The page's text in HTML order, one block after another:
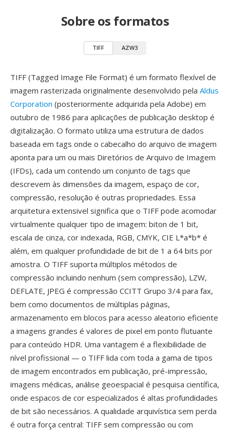
Sobre os formatos
TIFF AZW3
TIFF (Tagged Image File Format) é um formato flexível de
imagem rasterizada originalmente desenvolvido pela Aldus
Corporation (posteriormente adquirida pela Adobe) em
outubro de 1986 para aplicações de publicação desktop é
digitalização. O formato utiliza uma estrutura de dados
baseada em tags onde o cabecalho do arquivo de imagem
aponta para um ou mais Diretórios de Arquivo de Imagem
(IFDs), cada um contendo um conjunto de tags que
descrevem às dimensões da imagem, espaço de cor,
compressão, resolução é outras propriedades. Essa
arquitetura extensivel significa que o TIFF pode acomodar
virtualmente qualquer tipo de imagem: biton de 1 bit,
escala de cinza, cor indexada, RGB, CMYK, CIE L*a*b* é
além, em qualquer profundidade de bit de 1 a 64 bits por
amostra. O TIFF suporta múltiplos métodos de
compressão incluindo nenhum (sem compressão), LZW,
DEFLATE, JPEG é compressão CCITT Grupo 3/4 para fax,
bem como documentos de múltiplas páginas,
armazenamento em blocos para acesso aleatorio eficiente
a imagens grandes é valores de pixel em ponto flutuante
para conteúdo HDR. Uma vantagem é a flexibilidade de
nível profissional — o TIFF lida com toda a gama de tipos
de imagem encontrados em publicação, pré-impressão,
imagens médicas, análise geoespacial é pesquisa científica,
onde espacos de cor especializados é altas profundidades
de bit são necessários. A qualidade arquivística sem perda
é outra força central: TIFF sem compressão ou com